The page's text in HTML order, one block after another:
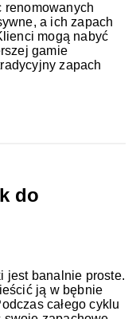
renomowanych
a ich zapach
mogą nabyć
gamie
zapach
do
jest banalnie proste.
ją w bębnie
całego cyklu